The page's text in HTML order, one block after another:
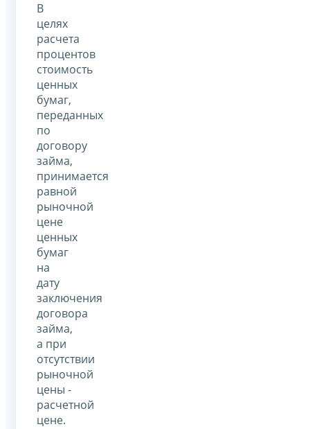
В
целях
расчета
процентов
стоимость
ценных
бумаг,
переданных
по
договору
займа,
принимается
равной
рыночной
цене
ценных
бумаг
на
дату
заключения
договора
займа,
а при
отсутствии
рыночной
цены -
расчетной
цене.